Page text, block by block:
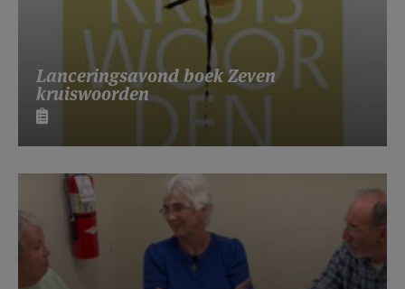
Lanceringsavond boek Zeven
kruiswoorden